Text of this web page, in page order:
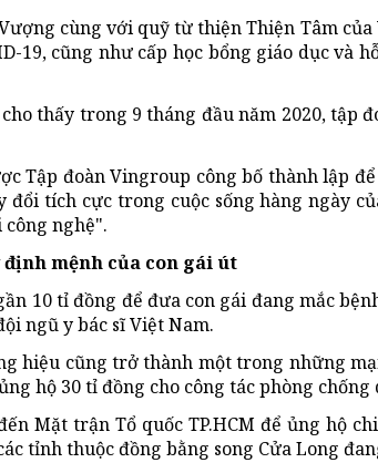
cùng với quỹ từ thiện Thiện Tâm
19, cũng như cấp học bổng giáo dục và
thấy trong 9 tháng đầu năm 2020, tập
Tập đoàn Vingroup công bố thành lập
đổi tích cực trong cuộc sống hàng ngày
nghệ".
mệnh của con gái út
10 tỉ đồng để đưa con gái đang mắc
ngũ y bác sĩ Việt Nam.
hiệu cũng trở thành một trong những
hộ 30 tỉ đồng cho công tác phòng chống
Mặt trận Tổ quốc TP.HCM để ủng hộ
tỉnh thuộc đồng bằng song Cửa Long